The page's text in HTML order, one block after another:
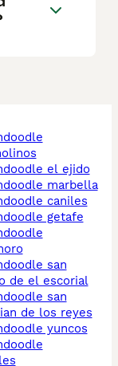
el ejido
marbella
caniles
getafe
de el escorial
de los reyes
yuncos